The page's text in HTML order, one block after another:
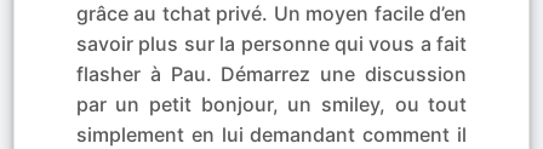
grâce au tchat privé. Un moyen facile d’en
savoir plus sur la personne qui vous a fait
flasher à Pau. Démarrez une discussion
par un petit bonjour, un smiley, ou tout
simplement en lui demandant comment il